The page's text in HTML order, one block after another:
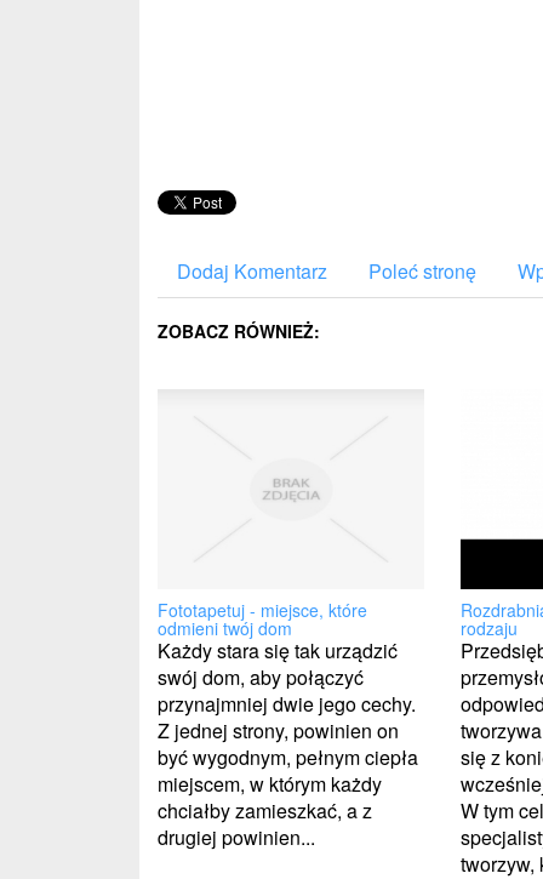
Dodaj Komentarz Poleć stronę
ZOBACZ RÓWNIEŻ:
Fototapetuj - miejsce, które
odmieni twój dom
Każdy stara się tak urządzić
swój dom, aby połączyć
przynajmniej dwie jego cechy.
Z jednej strony, powinien on
być wygodnym, pełnym ciepła
miejscem, w którym każdy
chciałby zamieszkać, a z
drugiej powinien...
rodzaju
się z
W tym
tworzyw,